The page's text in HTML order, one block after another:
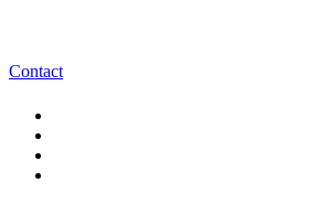
Contact